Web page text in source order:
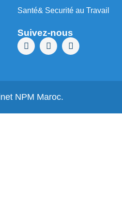
Santé& Securité au Travail
Suivez-nous
NPM Maroc.